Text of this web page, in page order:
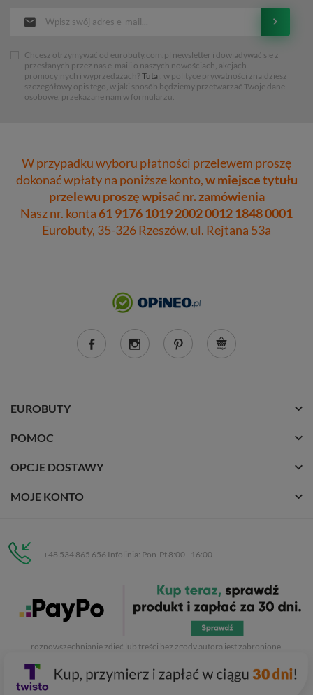
Chcesz otrzymywać od eurobuty.com.pl newsletter i dowiadywać sie z
przesłanych przez nas e-maili o naszych nowościach, akcjach
promocyjnych i wyprzedażach? Tutaj, w polityce prywatności znajdziesz
szczegółowy opis tego, w jaki sposób będziemy przetwarzać Twoje dane
osobowe, przekazane nam w formularzu.
W przypadku wyboru płatności przelewem proszę
dokonać wpłaty na poniższe konto,w miejsce tytułu
przelewu proszę wpisać nr. zamówienia
Nasz nr. konta61 9176 1019 2002 0012 1848 0001
Eurobuty, 35-326 Rzeszów, ul. Rejtana 53a
EUROBUTY
POMOC
OPCJE DOSTAWY
MOJE KONTO
+48 534 865 656 Infolinia: Pon-Pt 8:00 - 16:00
C.H. Respan, Rejtana 53a/250
35-326 Rzeszów
. Kopiowanie, przetwarzanie,
rozpowszechnianie zdjęć lub treści bez zgody autora jest zabronione.